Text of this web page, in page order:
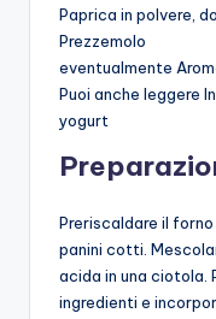
Paprica in polvere,
Prezzemolo
eventualmente
Puoi anche leggere
yogurt
Preriscaldare il
panini cotti.
acida in una ciotola.
ingredienti e